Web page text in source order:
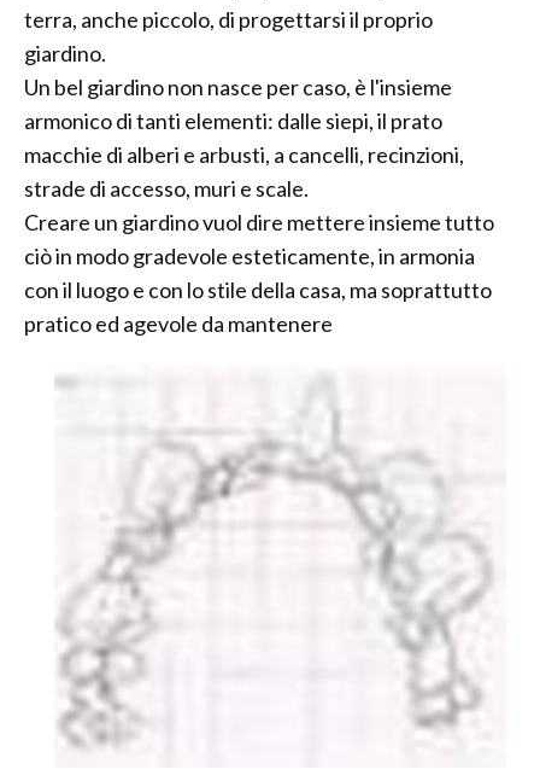
terra, anche piccolo, di progettarsi il proprio
giardino.
Un bel giardino non nasce per caso, è l'insieme
armonico di tanti elementi: dalle siepi, il prato
macchie di alberi e arbusti, a cancelli, recinzioni,
strade di accesso, muri e scale.
Creare un giardino vuol dire mettere insieme tutto
ciò in modo gradevole esteticamente, in armonia
con il luogo e con lo stile della casa, ma soprattutto
pratico ed agevole da mantenere